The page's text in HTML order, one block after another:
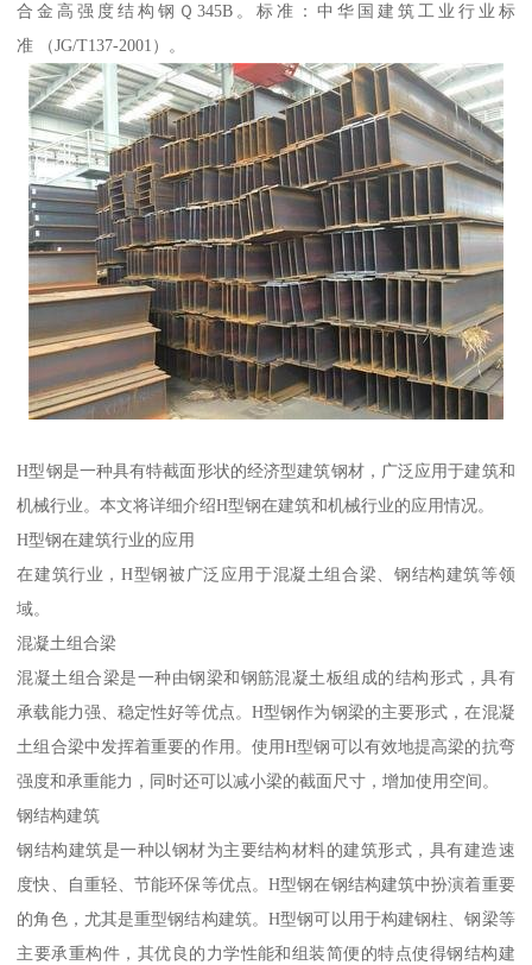
合金高强度结构钢Ｑ345B。标准：中华国建筑工业行业标
准 （JG/T137-2001）。
H型钢是一种具有特截面形状的经济型建筑钢材，广泛应用于建筑和
机械行业。本文将详细介绍H型钢在建筑和机械行业的应用情况。
H型钢在建筑行业的应用
在建筑行业，H型钢被广泛应用于混凝土组合梁、钢结构建筑等领
域。
混凝土组合梁
混凝土组合梁是一种由钢梁和钢筋混凝土板组成的结构形式，具有
承载能力强、稳定性好等优点。H型钢作为钢梁的主要形式，在混凝
土组合梁中发挥着重要的作用。使用H型钢可以有效地提高梁的抗弯
强度和承重能力，同时还可以减小梁的截面尺寸，增加使用空间。
钢结构建筑
钢结构建筑是一种以钢材为主要结构材料的建筑形式，具有建造速
度快、自重轻、节能环保等优点。H型钢在钢结构建筑中扮演着重要
的角色，尤其是重型钢结构建筑。H型钢可以用于构建钢柱、钢梁等
主要承重构件，其优良的力学性能和组装简便的特点使得钢结构建